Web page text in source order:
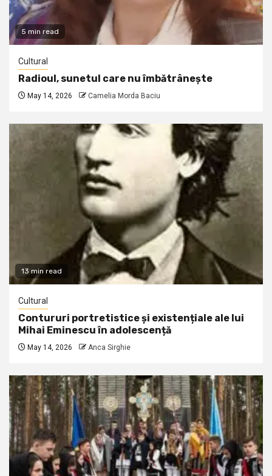
5 min read
Cultural
Radioul, sunetul care nu îmbătrânește
May 14, 2026 Camelia Morda Baciu
13 min read
Cultural
Contururi portretistice și existențiale ale lui
Mihai Eminescu în adolescență
May 14, 2026 Anca Sirghie